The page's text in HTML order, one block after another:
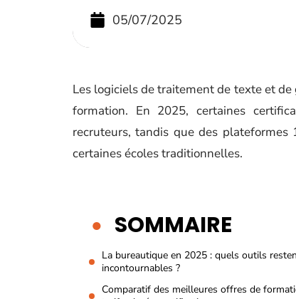
05/07/2025
Les logiciels de traitement de texte et
formation. En 2025, certaines
recruteurs, tandis que des
certaines écoles traditionnelles.
SOMMAIRE
La bureautique en 2025 : quels outils
incontournables ?
Comparatif des meilleures offres de